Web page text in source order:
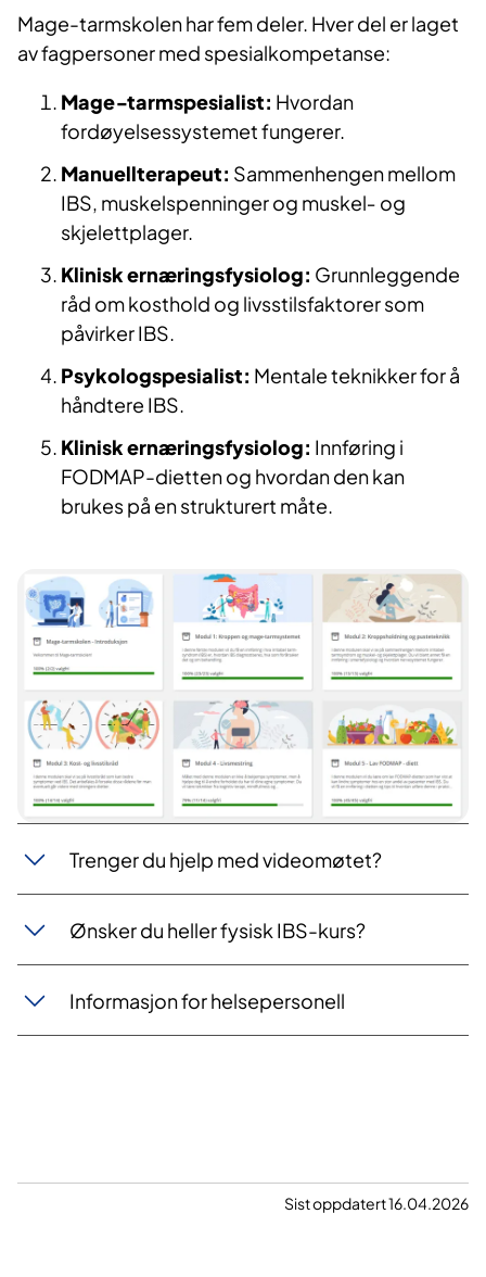
Mage-tarmskolen har fem deler. Hver del er laget
av fagpersoner med spesialkompetanse:
Mage‑tarmspesialist: Hvordan
fordøyelsessystemet fungerer.
Manuellterapeut: Sammenhengen mellom
IBS, muskelspenninger og muskel‑ og
skjelettplager.
Klinisk ernæringsfysiolog: Grunnleggende
råd om kosthold og livsstilsfaktorer som
påvirker IBS.
Psykologspesialist: Mentale teknikker for å
håndtere IBS.
Klinisk ernæringsfysiolog: Innføring i
FODMAP-dietten og hvordan den kan
brukes på en strukturert måte.
Trenger du hjelp med videomøtet?
Ønsker du heller fysisk IBS-kurs?
Informasjon for helsepersonell
Sist oppdatert 16.04.2026